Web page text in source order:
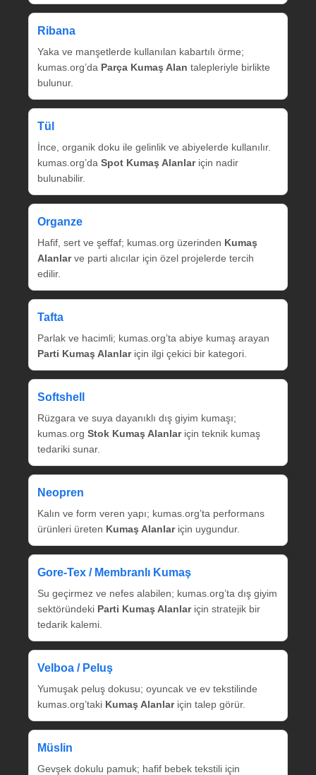
Ribana
Yaka ve manşetlerde kullanılan kabartılı örme;
kumas.org’da Parça Kumaş Alan talepleriyle birlikte
bulunur.
Tül
İnce, organik doku ile gelinlik ve abiyelerde kullanılır.
kumas.org’da Spot Kumaş Alanlariçin nadir
bulunabilir.
Organze
Hafif, sert ve şeffaf; kumas.org üzerinden Kumaş
Alanlarve parti alıcılar için özel projelerde tercih
edilir.
Tafta
Parlak ve hacimli; kumas.org’ta abiye kumaş arayan
Parti Kumaş Alanlariçin ilgi çekici bir kategori.
Softshell
Rüzgara ve suya dayanıklı dış giyim kumaşı;
kumas.org Stok Kumaş Alanlariçin teknik kumaş
tedariki sunar.
Neopren
Kalın ve form veren yapı; kumas.org’ta performans
ürünleri üreten Kumaş Alanlariçin uygundur.
Gore‑Tex / Membranlı Kumaş
Su geçirmez ve nefes alabilen; kumas.org’ta dış giyim
sektöründeki Parti Kumaş Alanlariçin stratejik bir
tedarik kalemi.
Velboa / Peluş
Yumuşak peluş dokusu; oyuncak ve ev tekstilinde
kumas.org’taki Kumaş Alanlariçin talep görür.
Müslin
Gevşek dokulu pamuk; hafif bebek tekstili için